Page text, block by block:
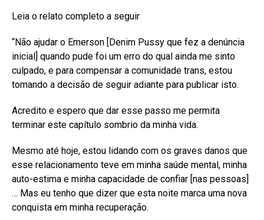
Leia o relato completo a seguir
“Não ajudar o Emerson [Denim Pussy que fez a denúncia
inicial] quando pude foi um erro do qual ainda me sinto
culpado, e para compensar a comunidade trans, estou
tomando a decisão de seguir adiante para publicar isto.
Acredito e espero que dar esse passo me permita
terminar este capítulo sombrio da minha vida.
Mesmo até hoje, estou lidando com os graves danos que
esse relacionamento teve em minha saúde mental, minha
auto-estima e minha capacidade de confiar [nas pessoas]
… Mas eu tenho que dizer que esta noite marca uma nova
conquista em minha recuperação.